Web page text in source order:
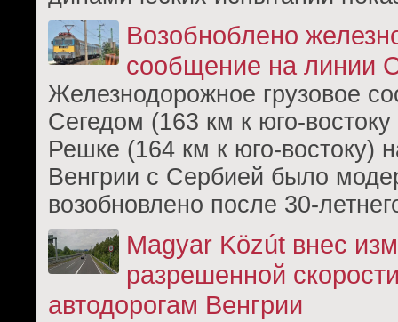
Возобноблено
сообщение на линии
Железнодорожное грузовое
Сегедом (163 км к юго-
Решке (164 км к юго-востоку)
Венгрии с Сербией было
возобновлено после 30-
Magyar Közút внес
разрешенной
автодорогам Венгрии